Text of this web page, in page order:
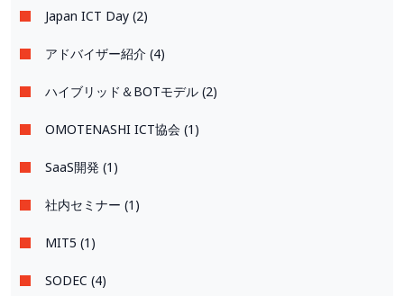
Japan ICT Day (2)
アドバイザー紹介 (4)
ハイブリッド＆BOTモデル (2)
OMOTENASHI ICT協会 (1)
SaaS開発 (1)
社内セミナー (1)
MIT5 (1)
SODEC (4)